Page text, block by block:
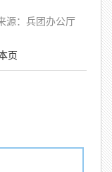
源：兵团办公厅
页